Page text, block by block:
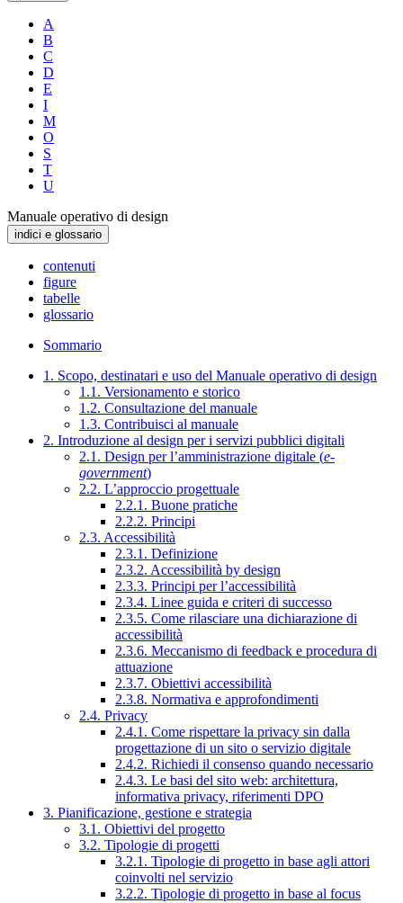
A
B
C
D
E
I
M
O
S
T
U
Manuale operativo di design
indici e glossario
contenuti
figure
tabelle
glossario
Sommario
1. Scopo, destinatari e uso del Manuale operativo di design
1.1. Versionamento e storico
1.2. Consultazione del manuale
1.3. Contribuisci al manuale
2. Introduzione al design per i servizi pubblici digitali
2.1. Design per l’amministrazione digitale (e-
government)
2.2. L’approccio progettuale
2.2.1. Buone pratiche
2.2.2. Principi
2.3. Accessibilità
2.3.1. Definizione
2.3.2. Accessibilità by design
2.3.3. Principi per l’accessibilità
2.3.4. Linee guida e criteri di successo
2.3.5. Come rilasciare una dichiarazione di
accessibilità
2.3.6. Meccanismo di feedback e procedura di
attuazione
2.3.7. Obiettivi accessibilità
2.3.8. Normativa e approfondimenti
2.4. Privacy
2.4.1. Come rispettare la privacy sin dalla
progettazione di un sito o servizio digitale
2.4.2. Richiedi il consenso quando necessario
2.4.3. Le basi del sito web: architettura,
informativa privacy, riferimenti DPO
3. Pianificazione, gestione e strategia
3.1. Obiettivi del progetto
3.2. Tipologie di progetti
3.2.1. Tipologie di progetto in base agli attori
coinvolti nel servizio
3.2.2. Tipologie di progetto in base al focus